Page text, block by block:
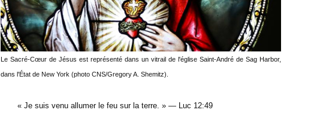
Le Sacré-Cœur de Jésus est représenté dans un vitrail de l'église Saint-André de Sag Harbor,
dans l'État de New York (photo CNS/Gregory A. Shemitz).
« Je suis venu allumer le feu sur la terre. » — Luc 12:49